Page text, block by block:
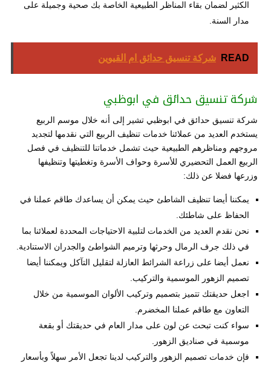
الكثير لضمان بقاء المناظر الطبيعية الخاصة بك صحية وجميلة على
مدار السنة.
READ شركة تنسيق حدائق ام القيوين
شركة تنسيق حدائق في ابوظبي
شركة تنسيق حدائق في ابوظبي تشير إلى أنه خلال موسم الربيع
يستخدم العديد من عملائنا خدمات تنظيف الربيع التي نقدمها لتجديد
مروجهم ومناظرهم الطبيعية حيث تشمل خدماتنا للتنظيف في فصل
الربيع العمل التحضيري للأسرة وحواف الأسرة وتغطيتها وتنظيفها
وزرعها فضلا عن ذلك:
يمكننا أيضا تنظيف الشاطئ حيث يمكن أن يساعدك طاقم عملنا في
الحفاظ على شاطئك.
نحن نقدم العديد من الخدمات لتلبية الاحتياجات المحددة لعملائنا بما
في ذلك جرف الرمال وحرثها وترميم الشواطئ والجدران الاستنادية.
نعمل أيضا على زراعة الشرائط العازلة لتقليل التآكل ويمكننا أيضا
تصميم الزهور الموسمية والتركيب.
اجعل حديقتك تتميز بتصميم وتركيب الألوان الموسمية من خلال
التعاون مع طاقم عملنا المخضرم.
سواء كنت تبحث عن لون على مدار العام في حديقتك أو بقعة
موسمية في صناديق الزهور.
فإن خدمات تصميم الزهور والتركيب لدينا تجعل الأمر سهلاً وبأسعار